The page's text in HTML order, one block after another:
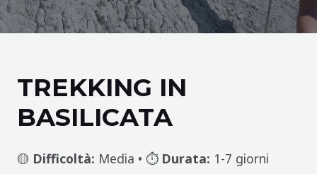
TREKKING IN
BASILICATA
🟡 Difficoltà: Media • ⏱️ Durata: 1-7 giorni